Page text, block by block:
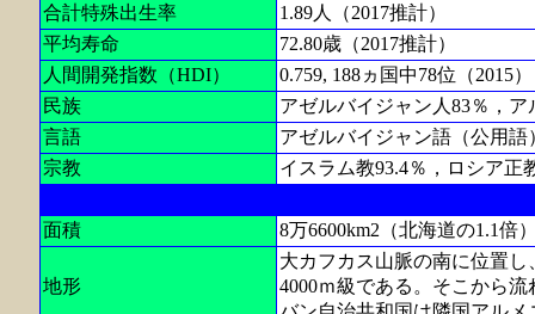
合計特殊出生率
1.89人（2017推計）
平均寿命
72.80歳（2017推計）
人間開発指数（HDI）
0.759, 188ヵ国中78位（2015）
民族
アゼルバイジャン人83％，
言語
アゼルバイジャン語（公用
宗教
イスラム教93.4％，ロシア正
面積 8万6600km2（北海道の1.1倍
地形
大カフカス山脈の南に位置
4000ｍ級である。そこから